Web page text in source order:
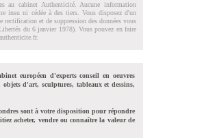
au cabinet Authenticité. Aucune information
insu ni cédée à des tiers. Vous disposez d'un
et de suppression des données vous
du 6 janvier 1978). Vous pouvez en faire
.
européen d'experts conseil en oeuvres
objets d'art, sculptures, tableaux et dessins,
sont à votre disposition pour répondre
acheter, vendre ou connaître la valeur de